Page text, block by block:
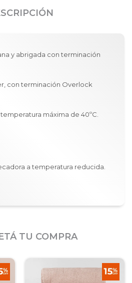
y abrigada con terminación
con terminación Overlock
máxima de 40ºC.
a temperatura reducida.
TU COMPRA